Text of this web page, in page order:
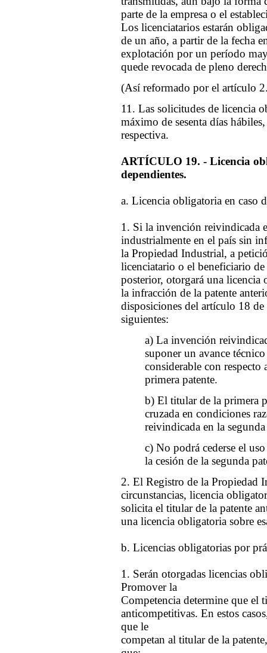
parte de la empresa o el
Los licenciatarios estarán
de un año, a partir de la fecha
explotación por un período
quede revocada de pleno
(Así reformado por el artículo
11. Las solicitudes de licencia
máximo de sesenta días
respectiva.
ARTÍCULO 19. - Licencia
dependientes.
a. Licencia obligatoria en caso
1. Si la invención reivindicada
industrialmente en el país sin
la Propiedad Industrial, a
licenciatario o el beneficiario
posterior, otorgará una licencia
la infracción de la patente
disposiciones del artículo 18
siguientes:
a) La invención
suponer un avance
considerable con
primera patente.
b) El titular de la primera
cruzada en condiciones
reivindicada en la
c) No podrá cederse el
la cesión de la segunda
2. El Registro de la Propiedad
circunstancias, licencia
solicita el titular de la patente
una licencia obligatoria sobre
b. Licencias obligatorias por
1. Serán otorgadas licencias
Promover la
Competencia determine que el
anticompetitivas. En estos
que le
competan al titular de la